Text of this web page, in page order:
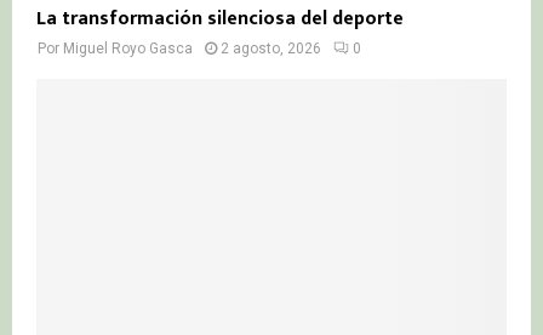
La transformación silenciosa del deporte
Por Miguel Royo Gasca 2 agosto, 2026 0